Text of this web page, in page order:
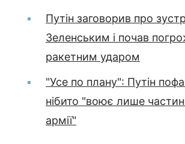
Путін заговорив про
Зеленським і почав
ракетним ударом
"Усе по плану": Путін
нібито "воює лише
армії"